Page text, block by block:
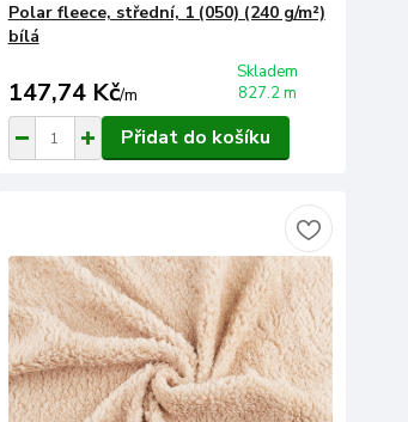
Polar fleece, střední, 1 (050) (240 g/m²)
bílá
147,74 Kč/m
Skladem
827.2 m
Přidat do košíku